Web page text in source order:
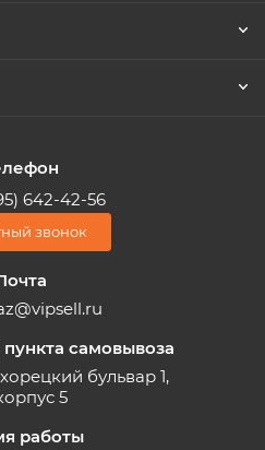
642-42-56
звонок
самовывоза
бульвар 1,
5
работы